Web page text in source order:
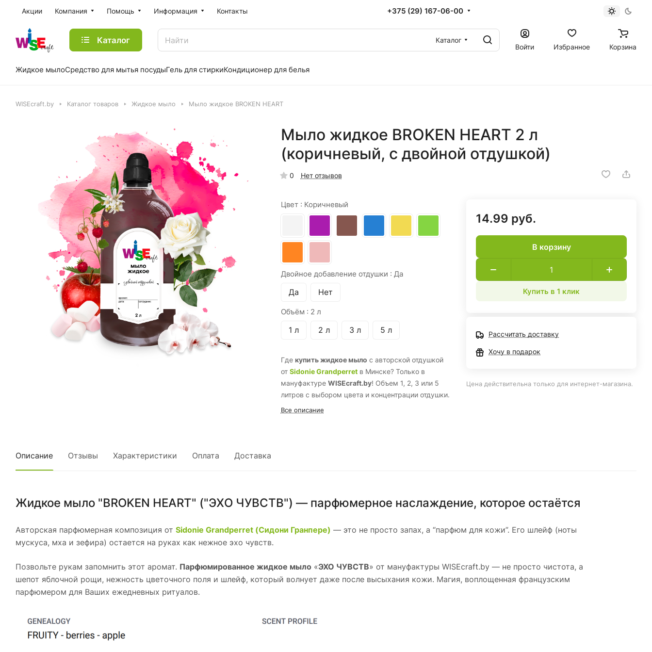
Акции Компания Помощь Информация Контакты +375 (29) 167-06-00
Каталог
Каталог
Войти
Избранное Корзина
Жидкое мылоСредство для мытья посудыГель для стиркиКондиционер для белья
WISEcraft.by Каталог товаров Жидкое мыло Мыло жидкое BROKEN HEART
Мыло жидкое BROKEN HEART 2 л
(коричневый, с двойной отдушкой)
0 Нет отзывов
Цвет : Коричневый
Двойное добавление отдушки : Да
Да Нет
Объём : 2 л
1 л 2 л 3 л 5 л
Где купить жидкое мыло с авторской отдушкой
от Sidonie Grandperretв Минске? Только в
мануфактуре WISEcraft.by! Объем 1, 2, 3 или 5
литров с выбором цвета и концентрации отдушки.
Все описание
14.99 руб.
В корзину
Купить в 1 клик
Рассчитать доставку
Хочу в подарок
Цена действительна только для интернет-магазина.
Описание Отзывы Характеристики Оплата Доставка
Жидкое мыло "BROKEN HEART" ("ЭХО ЧУВСТВ") — парфюмерное наслаждение, которое остаётся
Авторская парфюмерная композиция от Sidonie Grandperret (Сидони Гранпере) — это не просто запах, а “парфюм для кожи”. Его шлейф (ноты
мускуса, мха и зефира) остается на руках как нежное эхо чувств.
Позвольте рукам запомнить этот аромат. Парфюмированное жидкое мыло «ЭХО ЧУВСТВ» от мануфактуры WISEcraft.by — не просто чистота, а
шепот яблочной рощи, нежность цветочного поля и шлейф, который волнует даже после высыхания кожи. Магия, воплощенная французским
парфюмером для Ваших ежедневных ритуалов.